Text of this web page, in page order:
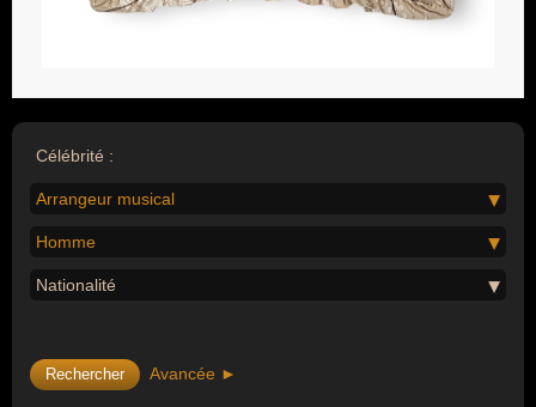
Célébrité :
Arrangeur musical
Homme
Nationalité
Avancée ►